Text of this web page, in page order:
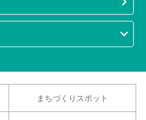
まちづくりスポット